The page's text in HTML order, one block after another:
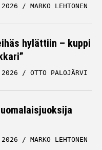
MARKO LEHTONEN
hylättiin – kuppi
OTTO PALOJÄRVI
MARKO LEHTONEN